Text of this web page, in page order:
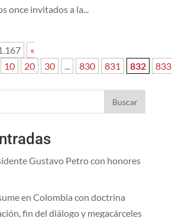
once invitados a la...
«
10 20 30 ... 830 831 832
833
Buscar
Gustavo Petro con honores
en Colombia con doctrina
fin del diálogo y megacárceles